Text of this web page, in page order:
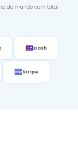
do mundo com total
Dash
Stripe